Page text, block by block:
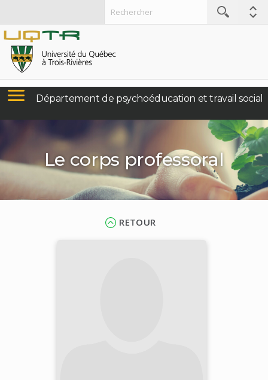
Département de psychoéducation et travail social
Le corps professoral
RETOUR